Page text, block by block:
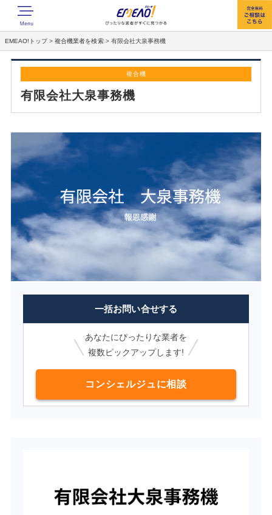
EMEAO!トップ >複合機業者を検索 > 有限会社大泉事務機
複合機
有限会社大泉事務機
一括お問い合せする
あなたにぴったりな業者を
複数ピックアップします!
コンシェルジュに相談